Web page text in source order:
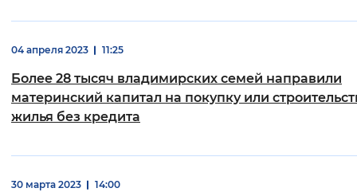
04 апреля 2023 11:25
Более 28 тысяч владимирских семей направили
материнский капитал на покупку или
жилья без кредита
30 марта 2023 14:00